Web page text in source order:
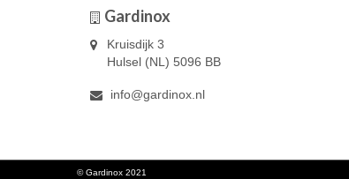
Gardinox
Kruisdijk 3
Hulsel (NL) 5096 BB
info@gardinox.nl
© Gardinox 2021